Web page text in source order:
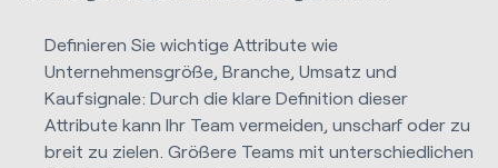
Definieren Sie wichtige Attribute wie
Unternehmensgröße, Branche, Umsatz und
Kaufsignale: Durch die klare Definition dieser
Attribute kann Ihr Team vermeiden, unscharf oder zu
breit zu zielen. Größere Teams mit unterschiedlichen